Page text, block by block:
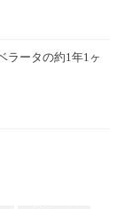
ラータの約1年1ヶ